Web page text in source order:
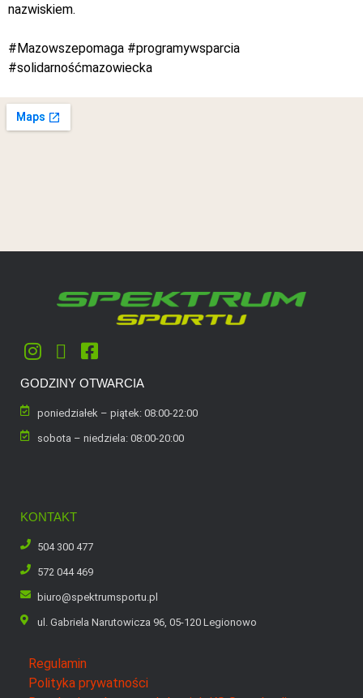
nazwiskiem.
#Mazowszepomaga #programywsparcia
#solidarnośćmazowiecka
GODZINY OTWARCIA
poniedziałek – piątek: 08:00-22:00
sobota – niedziela: 08:00-20:00
KONTAKT
504 300 477
572 044 469
biuro@spektrumsportu.pl
ul. Gabriela Narutowicza 96, 05-120 Legionowo
Regulamin
Polityka prywatności